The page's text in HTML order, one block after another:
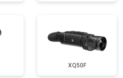
XQ50F